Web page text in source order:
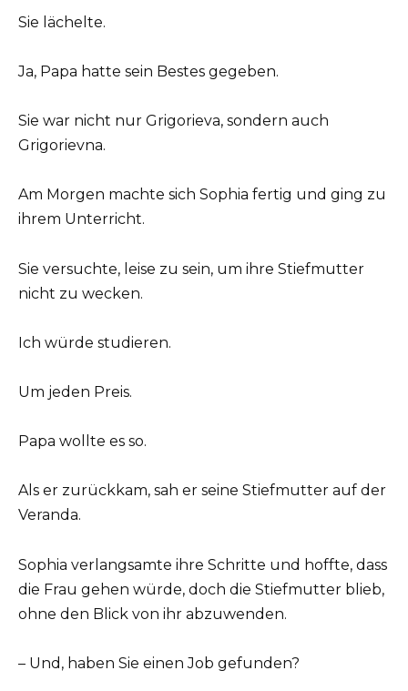
Sie lächelte.
Ja, Papa hatte sein Bestes gegeben.
Sie war nicht nur Grigorieva, sondern auch
Grigorievna.
Am Morgen machte sich Sophia fertig und ging zu
ihrem Unterricht.
Sie versuchte, leise zu sein, um ihre Stiefmutter
nicht zu wecken.
Ich würde studieren.
Um jeden Preis.
Papa wollte es so.
Als er zurückkam, sah er seine Stiefmutter auf der
Veranda.
Sophia verlangsamte ihre Schritte und hoffte, dass
die Frau gehen würde, doch die Stiefmutter blieb,
ohne den Blick von ihr abzuwenden.
– Und, haben Sie einen Job gefunden?